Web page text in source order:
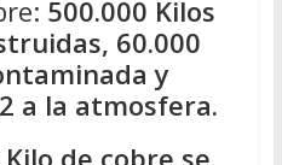
500.000 Kilos
60.000
y
a la atmosfera.
de cobre se